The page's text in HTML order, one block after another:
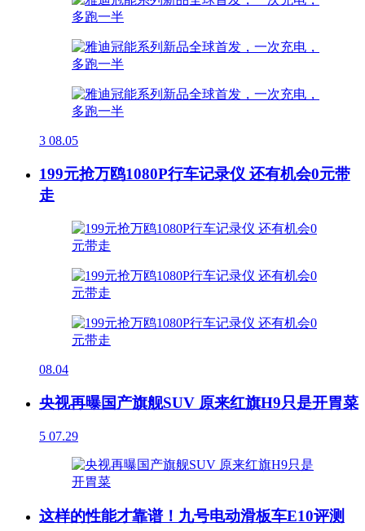
3 08.05
199元抢万鸥1080P行车记录仪 还有机会0元带
走
08.04
央视再曝国产旗舰SUV 原来红旗H9只是开胃菜
5 07.29
这样的性能才靠谱！九号电动滑板车E10评测